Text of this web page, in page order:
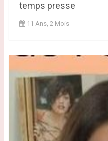
temps presse
11 Ans, 2 Mois